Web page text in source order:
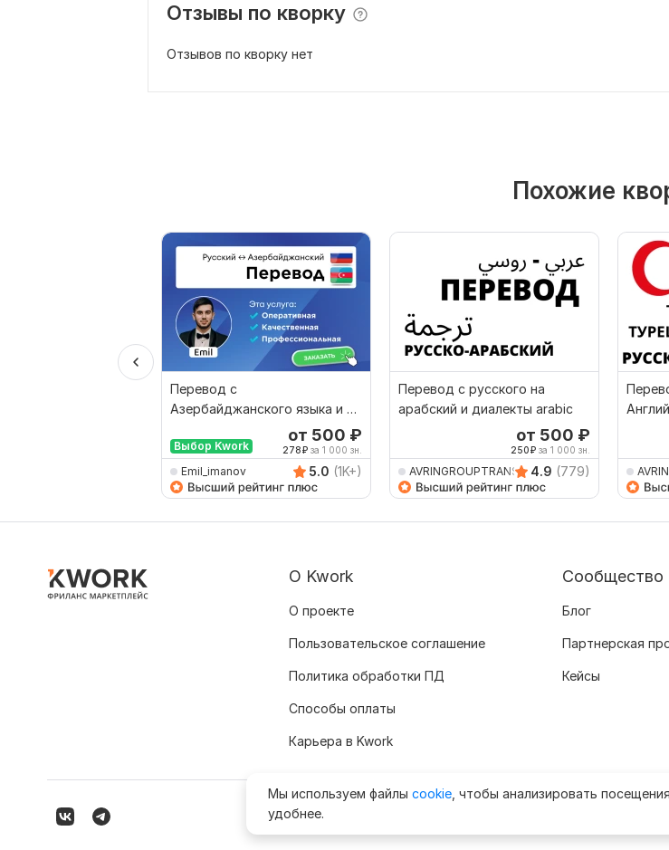
Отзывы по кворку
Отзывов по кворку нет
Похожие
Перевод с
Азербайджанского языка и на
Азербайджанский язык от
носителя
Выбор Kwork
от 500 ₽
278₽ за 1 000 зн.
Emil_imanov 5.0 (1K+)
Перевод с русского на
арабский и диалекты arabic
от 500 ₽
250₽ за 1 000 зн.
AVRINGROUPTRANSLATIO
4.9 (779)
Мы используем файлы cookie , чтобы анализировать
удобнее.
О Kwork
О проекте
Пользовательское соглашение
Политика обработки ПД
Способы оплаты
Карьера в Kwork
Сообщество
Блог
Партнерская
Кейсы